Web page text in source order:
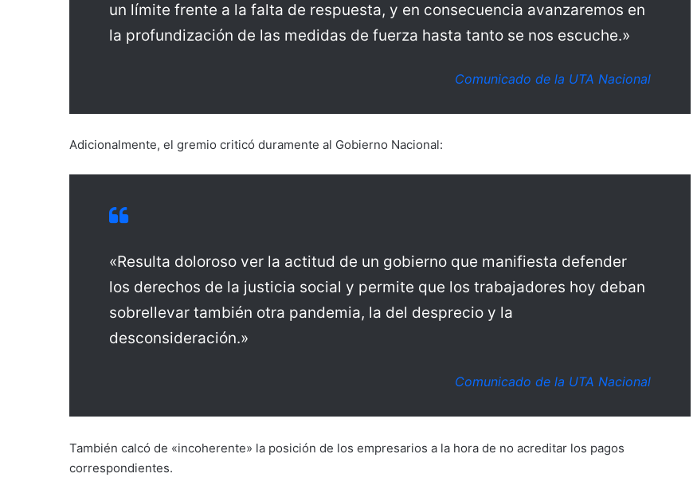
un límite frente a la falta de respuesta, y en consecuencia avanzaremos en
la profundización de las medidas de fuerza hasta tanto se nos escuche.»
Comunicado de la UTA Nacional
Adicionalmente, el gremio criticó duramente al Gobierno Nacional:
«Resulta doloroso ver la actitud de un gobierno que manifiesta defender
los derechos de la justicia social y permite que los trabajadores hoy deban
sobrellevar también otra pandemia, la del desprecio y la
desconsideración.»
Comunicado de la UTA Nacional
También calcó de «incoherente» la posición de los empresarios a la hora de no acreditar los pagos
correspondientes.